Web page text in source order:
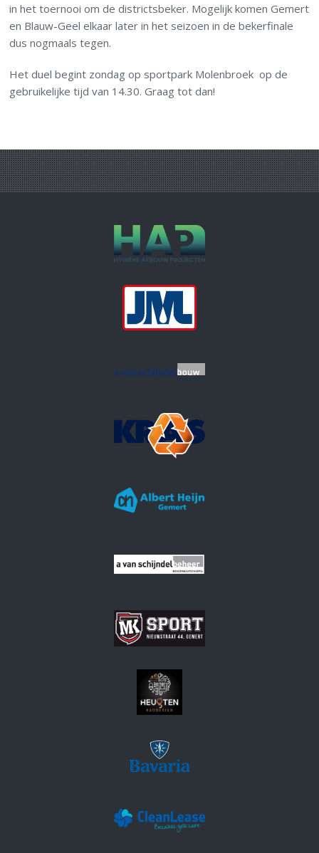
in het toernooi om de districtsbeker. Mogelijk komen Gemert
en Blauw-Geel elkaar later in het seizoen in de bekerfinale
dus nogmaals tegen.
Het duel begint zondag op sportpark Molenbroek op de
gebruikelijke tijd van 14.30. Graag tot dan!